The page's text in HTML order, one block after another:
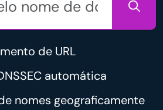
de URL
automática
nomes geograficamente